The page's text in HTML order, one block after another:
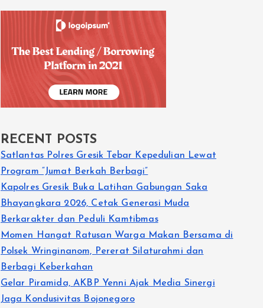
RECENT POSTS
Satlantas Polres Gresik Tebar Kepedulian Lewat
Program “Jumat Berkah Berbagi”
Kapolres Gresik Buka Latihan Gabungan Saka
Bhayangkara 2026, Cetak Generasi Muda
Berkarakter dan Peduli Kamtibmas
Momen Hangat Ratusan Warga Makan Bersama di
Polsek Wringinanom, Pererat Silaturahmi dan
Berbagi Keberkahan
Gelar Piramida, AKBP Yenni Ajak Media Sinergi
Jaga Kondusivitas Bojonegoro